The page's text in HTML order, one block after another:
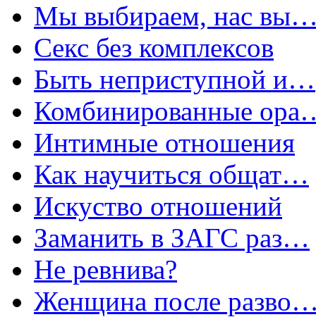
Мы выбираем, нас
Секс без комплексов
Быть неприступной и…
Комбинированные
Интимные отношения
Как научиться общат…
Искуство отношений
Заманить в ЗАГС раз…
Не ревнива?
Женщина после